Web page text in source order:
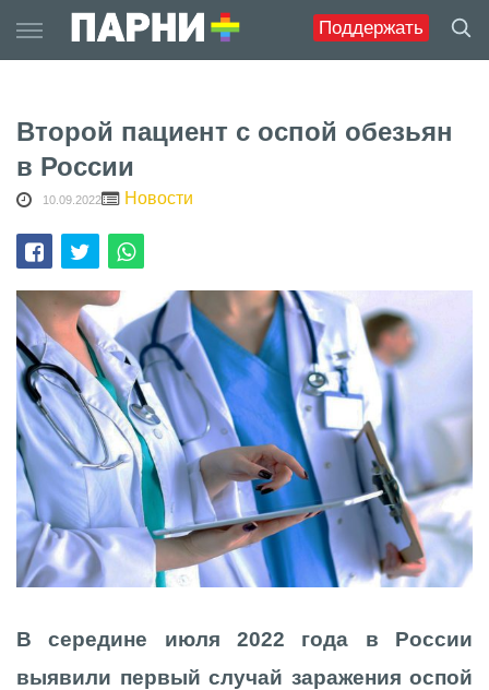
Поддержать
to
content
Второй пациент с оспой обезьян
в России
10.09.2022 Новости
В середине июля 2022 года в России
выявили первый случай заражения оспой